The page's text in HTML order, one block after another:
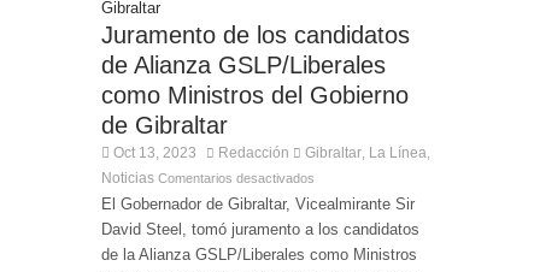
de Ultramar al inspector jubilado Xavi Buhagiar
Presentado el IV Torneo de Fútbol Senior Alcalde
de San Roque, que se disputa la semana
próxima
Juramento de los candidatos
de Alianza GSLP/Liberales
como Ministros del Gobierno
de Gibraltar
Oct 13, 2023 Redacción Gibraltar La Línea
Noticias Comentarios desactivados
El Gobernador de Gibraltar, Vicealmirante Sir
David Steel, tomó juramento a los candidatos
de la Alianza GSLP/Liberales como Ministros